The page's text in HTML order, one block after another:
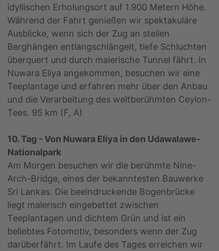
idyllischen Erholungsort auf 1.900 Metern Höhe.
Während der Fahrt genießen wir spektakuläre
Ausblicke, wenn sich der Zug an steilen
Berghängen entlangschlängelt, tiefe Schluchten
überquert und durch malerische Tunnel fährt. In
Nuwara Eliya angekommen, besuchen wir eine
Teeplantage und erfahren mehr über den Anbau
und die Verarbeitung des weltberühmten Ceylon-
Tees. 95 km (F, A)
10. Tag - Von Nuwara Eliya in den Udawalawe-
Nationalpark
Am Morgen besuchen wir die berühmte Nine-
Arch-Bridge, eines der bekanntesten Bauwerke
Sri Lankas. Die beeindruckende Bogenbrücke
liegt malerisch eingebettet zwischen
Teeplantagen und dichtem Grün und ist ein
beliebtes Fotomotiv, besonders wenn der Zug
darüberfährt. Im Laufe des Tages erreichen wir